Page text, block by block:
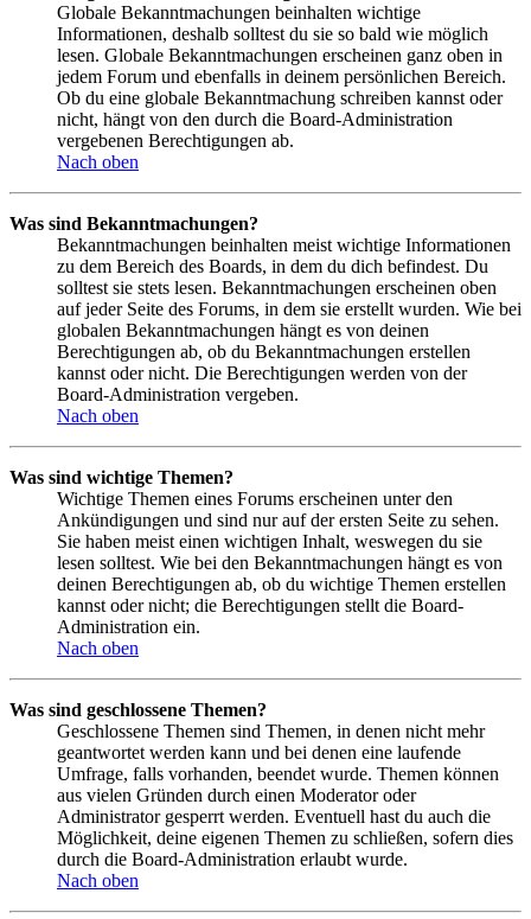
Globale Bekanntmachungen beinhalten wichtige
Informationen, deshalb solltest du sie so bald wie möglich
lesen. Globale Bekanntmachungen erscheinen ganz oben in
jedem Forum und ebenfalls in deinem persönlichen Bereich.
Ob du eine globale Bekanntmachung schreiben kannst oder
nicht, hängt von den durch die Board-Administration
vergebenen Berechtigungen ab.
Nach oben
Was sind Bekanntmachungen?
Bekanntmachungen beinhalten meist wichtige Informationen
zu dem Bereich des Boards, in dem du dich befindest. Du
solltest sie stets lesen. Bekanntmachungen erscheinen oben
auf jeder Seite des Forums, in dem sie erstellt wurden. Wie bei
globalen Bekanntmachungen hängt es von deinen
Berechtigungen ab, ob du Bekanntmachungen erstellen
kannst oder nicht. Die Berechtigungen werden von der
Board-Administration vergeben.
Nach oben
Was sind wichtige Themen?
Wichtige Themen eines Forums erscheinen unter den
Ankündigungen und sind nur auf der ersten Seite zu sehen.
Sie haben meist einen wichtigen Inhalt, weswegen du sie
lesen solltest. Wie bei den Bekanntmachungen hängt es von
deinen Berechtigungen ab, ob du wichtige Themen erstellen
kannst oder nicht; die Berechtigungen stellt die Board-
Administration ein.
Nach oben
Was sind geschlossene Themen?
Geschlossene Themen sind Themen, in denen nicht mehr
geantwortet werden kann und bei denen eine laufende
Umfrage, falls vorhanden, beendet wurde. Themen können
aus vielen Gründen durch einen Moderator oder
Administrator gesperrt werden. Eventuell hast du auch die
Möglichkeit, deine eigenen Themen zu schließen, sofern dies
durch die Board-Administration erlaubt wurde.
Nach oben